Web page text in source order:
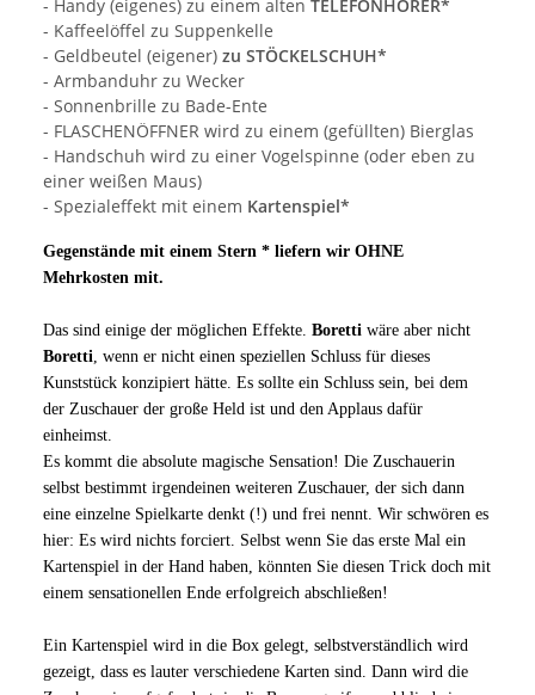
- Handy (eigenes) zu einem alten TELEFONHÖRER*
- Kaffeelöffel zu Suppenkelle
- Geldbeutel (eigener) zu STÖCKELSCHUH*
- Armbanduhr zu Wecker
- Sonnenbrille zu Bade-Ente
- FLASCHENÖFFNER wird zu einem (gefüllten) Bierglas
- Handschuh wird zu einer Vogelspinne (oder eben zu
einer weißen Maus)
- Spezialeffekt mit einem Kartenspiel*
Gegenstände mit einem Stern * liefern wir OHNE
Mehrkosten mit.
Das sind einige der möglichen Effekte. Boretti wäre aber nicht
Boretti , wenn er nicht einen speziellen Schluss für dieses
Kunststück konzipiert hätte. Es sollte ein Schluss sein, bei dem
der Zuschauer der große Held ist und den Applaus dafür
einheimst.
Es kommt die absolute magische Sensation! Die Zuschauerin
selbst bestimmt irgendeinen weiteren Zuschauer, der sich dann
eine einzelne Spielkarte denkt (!) und frei nennt. Wir schwören es
hier: Es wird nichts forciert. Selbst wenn Sie das erste Mal ein
Kartenspiel in der Hand haben, könnten Sie diesen Trick doch mit
einem sensationellen Ende erfolgreich abschließen!
Ein Kartenspiel wird in die Box gelegt, selbstverständlich wird
gezeigt, dass es lauter verschiedene Karten sind. Dann wird die